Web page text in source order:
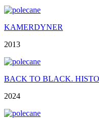
KAMERDYNER
2013
BACK TO BLACK.
2024